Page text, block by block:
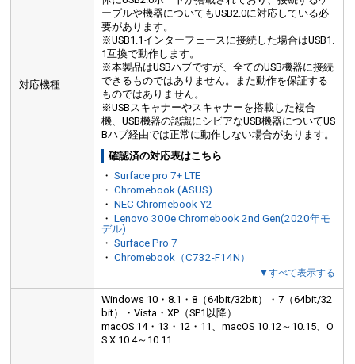
対応機種
ーブルや機器についてもUSB2.0に対応している必
要があります。
※USB1.1インターフェースに接続した場合はUSB1.
1互換で動作します。
※本製品はUSBハブですが、全てのUSB機器に接続
できるものではありません。また動作を保証する
ものではありません。
※USBスキャナーやスキャナーを搭載した複合
機、USB機器の認識にシビアなUSB機器についてUS
Bハブ経由では正常に動作しない場合があります。
確認済の対応表はこちら
・Surface pro 7+ LTE
・Chromebook (ASUS)
・NEC Chromebook Y2
・Lenovo 300e Chromebook 2nd Gen(2020年モ
デル)
・Surface Pro 7
・Chromebook（C732-F14N）
▼すべて表示する
Windows 10・8.1・8（64bit/32bit）・7（64bit/32
bit）・Vista・XP（SP1以降）
macOS 14・13・12・11、macOS 10.12～10.15、O
S X 10.4～10.11